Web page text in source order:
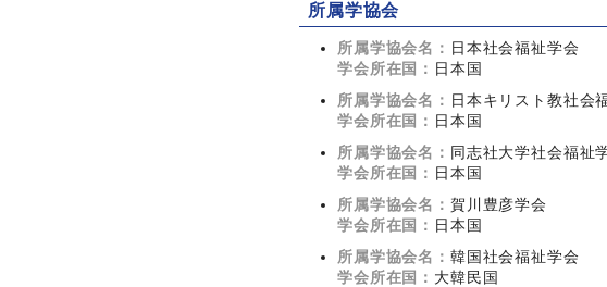
所属学協会
所属学協会名： 日本社会福祉学会
学会所在国： 日本国
所属学協会名： 日本キリスト教社会
学会所在国： 日本国
所属学協会名： 同志社大学社会福祉
学会所在国： 日本国
所属学協会名： 賀川豊彦学会
学会所在国： 日本国
所属学協会名： 韓国社会福祉学会
学会所在国： 大韓民国